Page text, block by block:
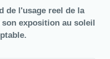
de l'usage reel de la
exposition au soleil